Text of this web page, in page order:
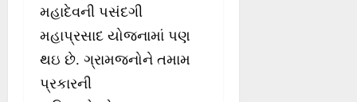
મહાદેવની પસંદગી
મહાપ્રસાદ યોજનામાં પણ
થઇ છે. ગ્રામજનોને તમામ
પ્રકારની